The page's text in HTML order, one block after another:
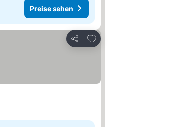
Preise sehen
Teilen
Zu Favoriten hinzufügen